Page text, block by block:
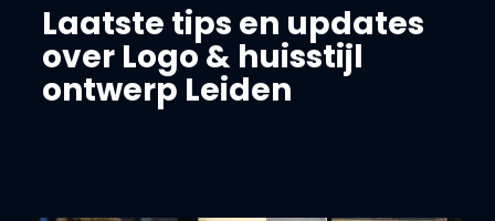
Laatste tips en updates
over Logo & huisstijl
ontwerp Leiden